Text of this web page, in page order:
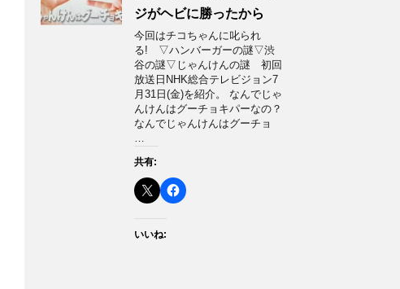
ジがヘビに勝ったから
今回はチコちゃんに叱られ
る! ▽ハンバーガーの謎▽渋
谷の謎▽じゃんけんの謎 初回
放送日NHK総合テレビジョン7
月31日(金)を紹介。 なんでじゃ
んけんはグーチョキパーなの？
なんでじゃんけんはグーチョ
…
共有:
いいね: